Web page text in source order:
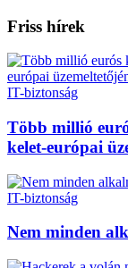
Friss hírek
IT-biztonság
Több millió
kelet-európai
IT-biztonság
Nem minden